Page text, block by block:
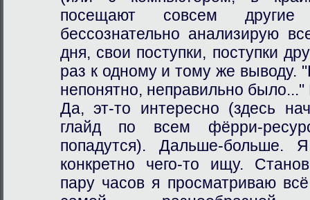
посещают совсем
бессознательно анализирую
дня, свои поступки, поступки
раз к одному и тому же выводу.
непонятно, неправильно
Да, эт-то интересно (здесь
глайд по всем фёрри-
попадутся). Дальше-больше.
конкретно чего-то ищу.
пару часов я просматриваю